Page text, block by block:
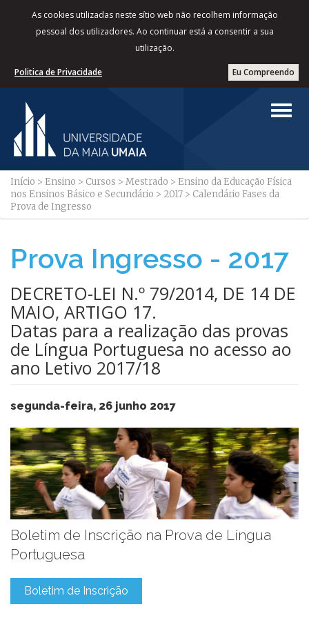
As cookies utilizadas neste sítio web não recolhem informação
pessoal dos utilizadores. Ao continuar está a consentir a sua
utilização.
Eu Compreendo
Politica de Privacidade
Início > Ensino > Cursos > Mestrado > Ensino da Educação Física
nos Ensinos Básico e Secundário > 2017 > Calendário Fases da
Prova de Ingresso
Prova Ingresso - 2017
DECRETO-LEI N.º 79/2014, DE 14 DE
MAIO, ARTIGO 17.
Datas para a realização das provas
de Língua Portuguesa no acesso ao
ano Letivo 2017/18
segunda-feira, 26 junho 2017
​Boletim de Inscrição na Prova de Língua
Portuguesa
Boletim de Inscrição